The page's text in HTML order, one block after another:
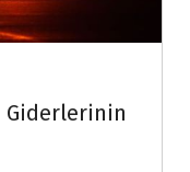
Giderlerinin